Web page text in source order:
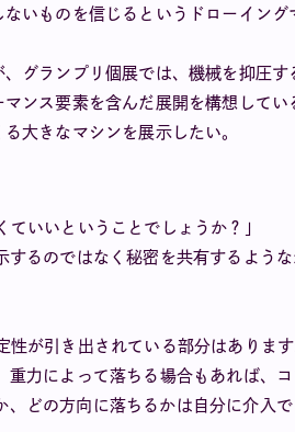
いものを信じるというドローイン
グランプリ個展では、機械を抑圧
ンス要素を含んだ展開を構想して
大きなマシンを展示したい。
いいということでしょうか？」
るのではなく秘密を共有するよう
が引き出されている部分はあります
力によって落ちる場合もあれば、
どの方向に落ちるかは自分に介入で